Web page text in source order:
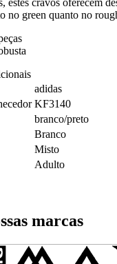
estes cravos oferecem
no green quanto no
adidas
KF3140
branco/preto
Branco
Misto
Adulto
marcas